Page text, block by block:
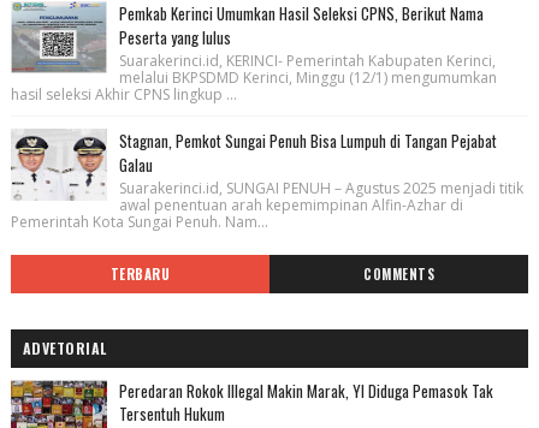
Pemkab Kerinci Umumkan Hasil Seleksi CPNS, Berikut Nama
Peserta yang lulus
Suarakerinci.id, KERINCI- Pemerintah Kabupaten Kerinci,
melalui BKPSDMD Kerinci, Minggu (12/1) mengumumkan
hasil seleksi Akhir CPNS lingkup ...
Stagnan, Pemkot Sungai Penuh Bisa Lumpuh di Tangan Pejabat
Galau
Suarakerinci.id, SUNGAI PENUH – Agustus 2025 menjadi titik
awal penentuan arah kepemimpinan Alfin-Azhar di
Pemerintah Kota Sungai Penuh. Nam...
TERBARU COMMENTS
ADVETORIAL
Peredaran Rokok Illegal Makin Marak, YI Diduga Pemasok Tak
Tersentuh Hukum